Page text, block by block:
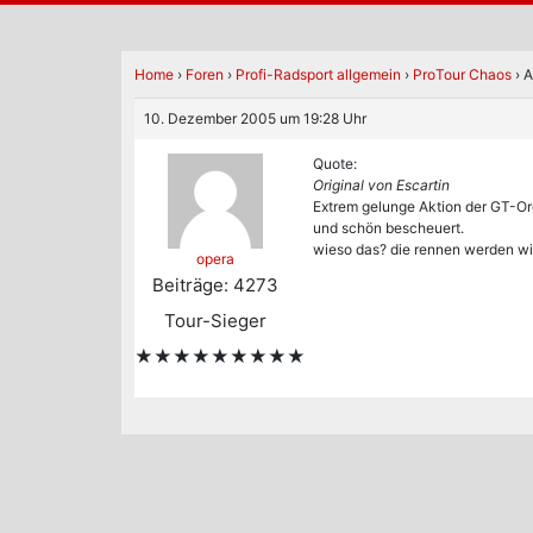
Home › Foren › Profi-Radsport allgemein › ProTour Chaos ›
10. Dezember 2005 um 19:28 Uhr
opera
Beiträge: 4273
Tour-Sieger
★★★★★★★★★
Quote:
Original von Escartin
Extrem gelunge Aktion der GT-
und schön bescheuert.
wieso das? die rennen werden